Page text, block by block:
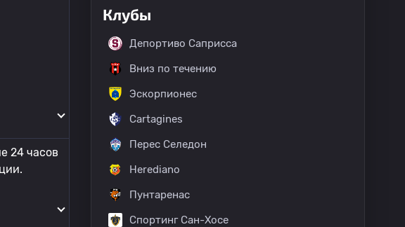
24 часов
Клубы
Депортиво Саприсса
Вниз по течению
Эскорпионес
Cartagines
Перес Селедон
Herediano
Пунтаренас
Спортинг Сан-Хосе